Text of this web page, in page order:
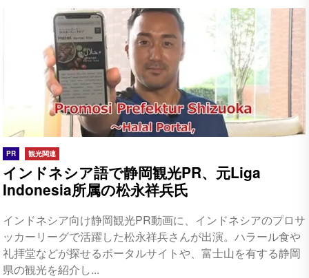
PR 観光関連
インドネシア語で静岡観光PR、元Liga
Indonesia所属の松永祥兵氏
インドネシア向け静岡観光PR動画に、インドネシアのプロサ
ッカーリーグで活躍した松永祥兵さんが出演。ハラール食や
礼拝堂などが探せるポータルサイトや、富士山を有する静岡
県の観光を紹介し...